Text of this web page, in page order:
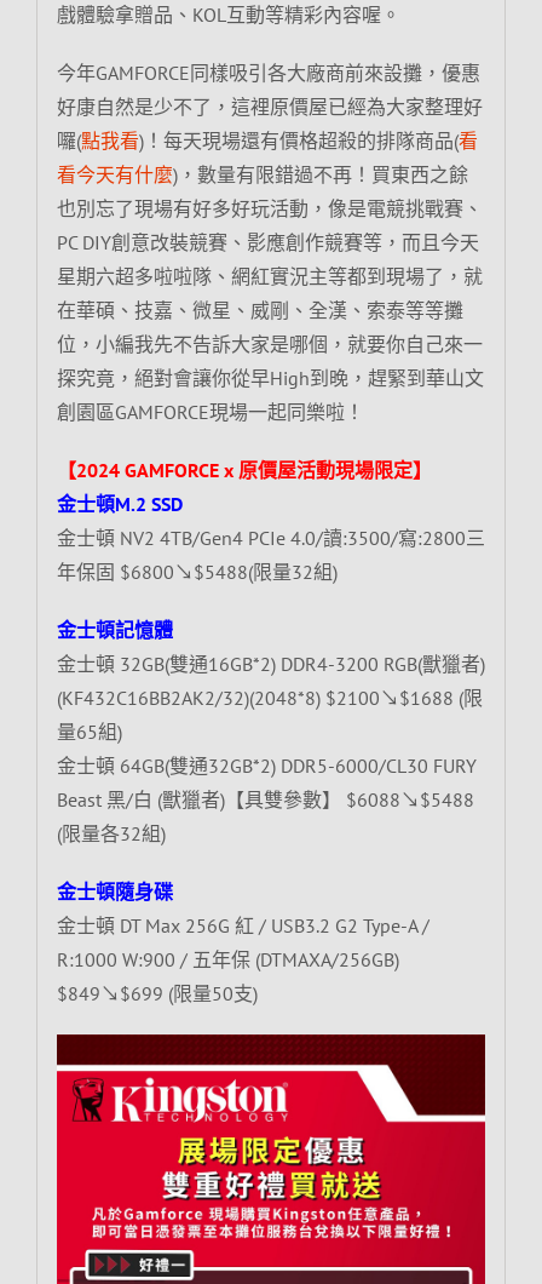
戲體驗拿贈品、KOL互動等精彩內容喔。
今年GAMFORCE同樣吸引各大廠商前來設攤，優惠
好康自然是少不了，這裡原價屋已經為大家整理好
囉(點我看)！每天現場還有價格超殺的排隊商品(看
看今天有什麼)，數量有限錯過不再！買東西之餘
也別忘了現場有好多好玩活動，像是電競挑戰賽、
PC DIY創意改裝競賽、影應創作競賽等，而且今天
星期六超多啦啦隊、網紅實況主等都到現場了，就
在華碩、技嘉、微星、威剛、全漢、索泰等等攤
位，小編我先不告訴大家是哪個，就要你自己來一
探究竟，絕對會讓你從早High到晚，趕緊到華山文
創園區GAMFORCE現場一起同樂啦！
【2024 GAMFORCE x 原價屋活動現場限定】
金士頓M.2 SSD
金士頓 NV2 4TB/Gen4 PCIe 4.0/讀:3500/寫:2800三
年保固 $6800↘$5488(限量32組)
金士頓記憶體
金士頓 32GB(雙通16GB*2) DDR4-3200 RGB(獸獵者)
(KF432C16BB2AK2/32)(2048*8) $2100↘$1688 (限
量65組)
金士頓 64GB(雙通32GB*2) DDR5-6000/CL30 FURY
Beast 黑/白 (獸獵者)【具雙參數】 $6088↘$5488
(限量各32組)
金士頓隨身碟
金士頓 DT Max 256G 紅 / USB3.2 G2 Type-A /
R:1000 W:900 / 五年保 (DTMAXA/256GB)
$849↘$699 (限量50支)